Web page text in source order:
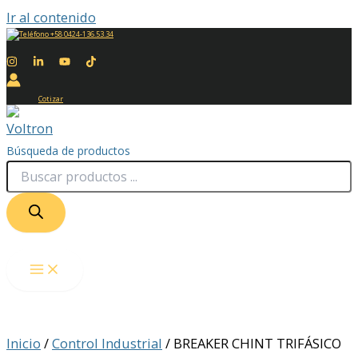
Ir al contenido
+58 0424-136.53.34
Cotizar
Búsqueda de productos
Inicio /Control Industrial / BREAKER CHINT TRIFÁSICO